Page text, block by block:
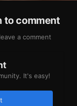
to comment
a comment
It's easy!